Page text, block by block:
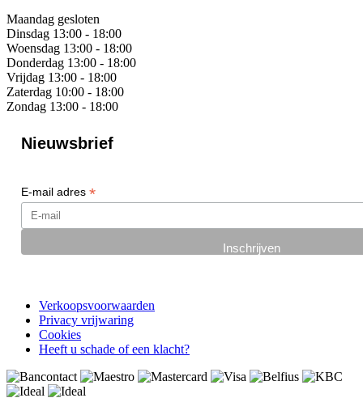
Maandag gesloten
Dinsdag 13:00 - 18:00
Woensdag 13:00 - 18:00
Donderdag 13:00 - 18:00
Vrijdag 13:00 - 18:00
Zaterdag 10:00 - 18:00
Zondag 13:00 - 18:00
Nieuwsbrief
E-mail adres *
Verkoopsvoorwaarden
Privacy vrijwaring
Cookies
Heeft u schade of een klacht?